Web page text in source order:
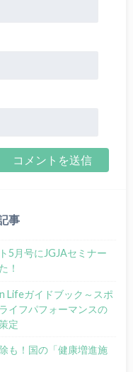
事
5月号にJGJAセミナー
！
Lifeガイドブック～スポ
イフパフォーマンスの
定
も！国の「健康増進施